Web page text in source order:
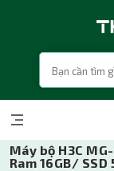
Máy bộ H3C
Ram 16GB/